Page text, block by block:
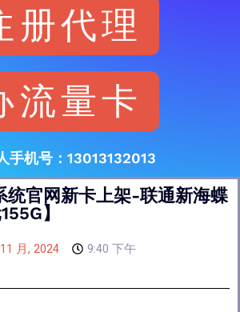
册代理
流量卡
手机号：13013132013
统官网新卡上架-联通新海蝶
】
月, 2024 9:40 下午